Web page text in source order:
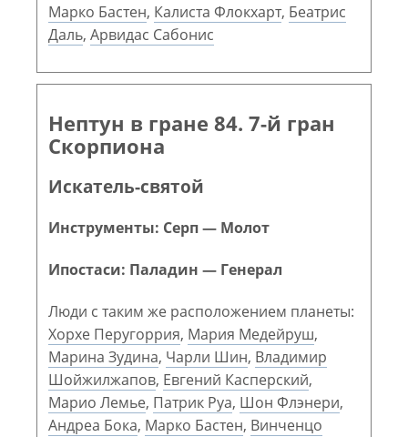
Марко Бастен, Калиста Флокхарт, Беатрис
Даль, Арвидас Сабонис
Нептун в гране 84. 7-й гран
Скорпиона
Искатель-святой
Инструменты: Серп — Молот
Ипостаси: Паладин — Генерал
Люди с таким же расположением планеты:
Хорхе Перугоррия, Мария Медейруш,
Марина Зудина, Чарли Шин, Владимир
Шойжилжапов, Евгений Касперский,
Марио Лемье, Патрик Руа, Шон Флэнери,
Андреа Бока, Марко Бастен, Винченцо